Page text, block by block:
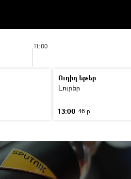
11:00
Ուղիղ եթեր
Լուրեր
13:00 46 ր